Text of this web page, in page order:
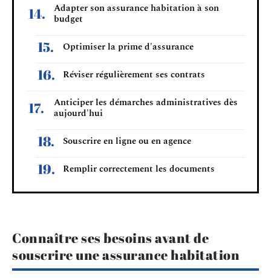
Adapter son assurance habitation à son
budget
Optimiser la prime d'assurance
Réviser régulièrement ses contrats
Anticiper les démarches administratives dès
aujourd'hui
Souscrire en ligne ou en agence
Remplir correctement les documents
Connaître ses besoins avant de
souscrire une assurance habitation